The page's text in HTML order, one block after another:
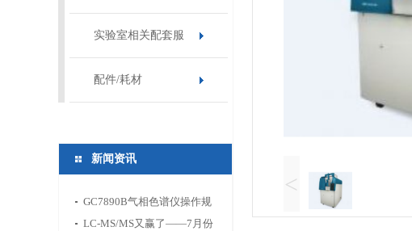
实验室相关配套服
务
配件/耗材
新闻资讯
GC7890B气相色谱仪操作规
程
LC-MS/MS又赢了——7月份
<